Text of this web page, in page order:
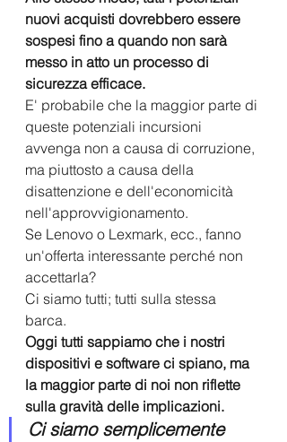
nuovi acquisti dovrebbero essere
sospesi fino a quando non sarà
messo in atto un processo di
sicurezza efficace.
E' probabile che la maggior parte di
queste potenziali incursioni
avvenga non a causa di corruzione,
ma piuttosto a causa della
disattenzione e dell'economicità
nell'approvvigionamento.
Se Lenovo o Lexmark, ecc., fanno
un'offerta interessante perché non
accettarla?
Ci siamo tutti; tutti sulla stessa
barca.
Oggi tutti sappiamo che i nostri
dispositivi e software ci spiano, ma
la maggior parte di noi non riflette
sulla gravità delle implicazioni.
Ci siamo semplicemente